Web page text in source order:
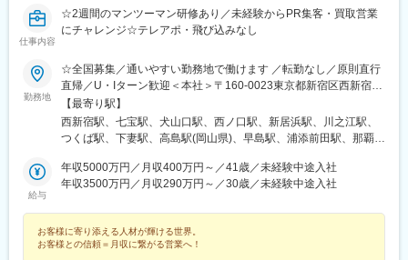
徳島駅、勝瑞駅、古泉駅、天神駅、竹下駅、五郎丸駅、小倉駅(福
岡県)、南大分駅、別府駅(大分県)、佐賀駅、大波止駅、商業高校
駅、志村三丁目駅、有明テニスの森駅、亀戸水神駅、上野駅、鮫
洲駅、とうきょうスカイツリー駅、春日駅(東京都)、新宿駅(東京
メトロ)、西早稲田駅、京王八王子駅、立川北駅、日本橋駅(東京
都)、京急川崎駅、向河原駅、海老名駅(相鉄・小田急)、新高島
駅、汐入駅、京急鶴見駅、北与野駅、本川越駅、千葉駅、京成船
東海通駅、糸貫駅、新静岡駅、新浜松駅、金沢駅、福井駅、城下
駅(長野県)、東梅田駅、天王寺駅前駅、なんば駅(地下鉄)、梅田駅
石橋駅、鳥居前駅、倉敷市駅、県庁前駅(広島県)、立町駅、眉山ロ
仕事内容
☆2週間のマンツーマン研修あり／未経験からPR集客・買取営業
にチャレンジ☆テレアポ・飛び込みなし
勤務地
☆全国募集／通いやすい勤務地で働けます ／転勤なし／原則直行
直帰／U・Iターン歓迎＜本社＞〒160-0023東京都新宿区西新宿五
丁目1番1号 住友不動産新宿ファーストタワー3階※転居を伴う転
勤はありません。■その他勤務地・都内23区、関東のプロジェク
ト先やご希望の全国
【最寄り駅】
西新宿駅、七宝駅、犬山口駅、西ノ口駅、新居浜駅、川之江駅、
つくば駅、下妻駅、高島駅(岡山県)、早島駅、浦添前田駅、那覇空
くりこま高原駅、長町一丁目駅、宇治駅(奈良線)、久津川駅、山城
青谷駅、天ケ瀬駅、有佐駅、吉井駅(群馬県)、前橋大島駅、広駅、
駅(三重県)、三瀬谷駅、南鳥海駅、鶴岡駅、赤湯駅、奈古駅、日野
駅(滋賀県)、堅田駅、近江長岡駅、十文字駅、扇田駅、三ツ境駅、
給与
年収5000万円／月収400万円～／41歳／未経験中途入社
年収3500万円／月収290万円～／30歳／未経験中途入社
お客様に寄り添える人材が輝ける世界。
お客様との信頼＝月収に繋がる営業へ！